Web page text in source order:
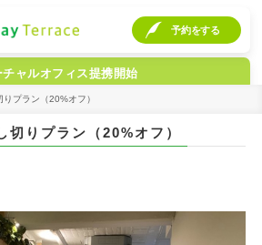
チャルオフィス提携開始
予約をする
プラン（20%オフ）
切りプラン（20%オフ）